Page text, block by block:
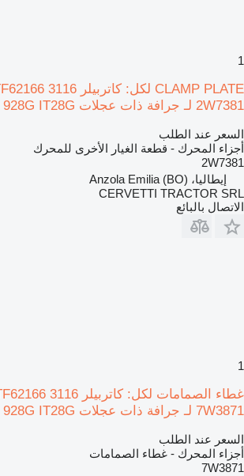
1
2W7381 لـ جرافة ذات عجلات Caterpillar 928G IT28G
السعر عند الطلب
أجزاء المحرك - قطعة الغيار الأخرى للمحرك
2W7381
إيطاليا، Anzola Emilia (BO)
CERVETTI TRACTOR SRL
الاتصال بالبائع
1
7W3871 لـ جرافة ذات عجلات Caterpillar 928G IT28G
السعر عند الطلب
أجزاء المحرك - غطاء الصمامات
7W3871